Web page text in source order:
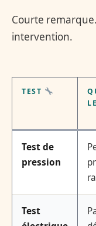
Courte
intervention.
TEST
Test de
pression
Test